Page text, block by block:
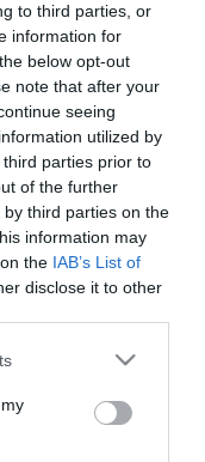
to third parties, or
information for
below opt-out
note that after your
seeing
utilized by
parties prior to
of the further
third parties on the
information may
the IAB’s List of
disclose it to other
or more Google
You may click to
third-party tags to
in below Google
a komlói
vissza az államhoz
után
erdész, hogy
emeltek ki a
Eventtel kötött